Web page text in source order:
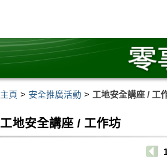
主頁 安全推廣活動 工地安全講座 / 工
工地安全講座 / 工作坊